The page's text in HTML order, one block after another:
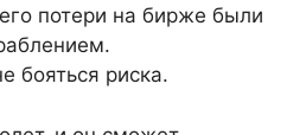
потери на бирже были
бояться риска.